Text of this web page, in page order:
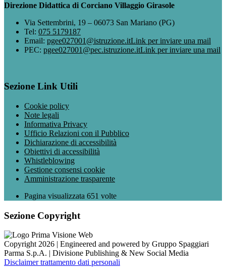
Direzione Didattica di Corciano Villaggio Girasole
Via Settembrini, 19 – 06073 San Mariano (PG)
Tel: 075 5179187
Email: pgee027001@istruzione.itLink per inviare una mail
PEC: pgee027001@pec.istruzione.itLink per inviare una mail
Sezione Link Utili
Cookie policy
Note legali
Informativa Privacy
Ufficio Relazioni con il Pubblico
Dichiarazione di accessibilità
Obiettivi di accessibilità
Whistleblowing
Gestione consensi cookie
Amministrazione trasparente
Pagina visualizzata 651 volte
Sezione Copyright
Copyright 2026 | Engineered and powered by Gruppo Spaggiari
Parma S.p.A. | Divisione Publishing & New Social Media
Disclaimer trattamento dati personali